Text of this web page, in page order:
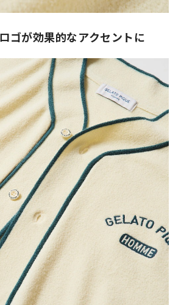
ゴが効果的なアクセントに